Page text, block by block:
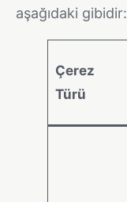
aşağıdaki gibidir:
Çerez
Türü